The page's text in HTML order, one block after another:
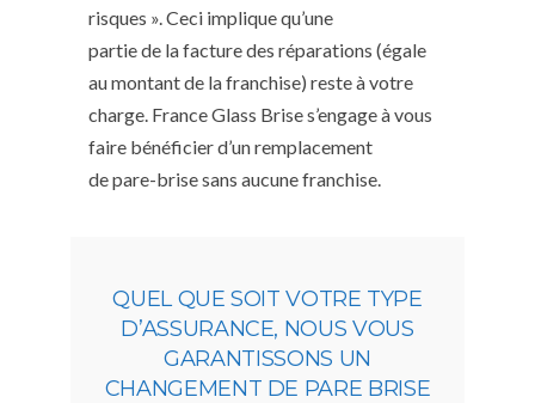
risques ». Ceci implique qu’une
partie de la facture des réparations (égale
au montant de la franchise) reste à votre
charge. France Glass Brise s’engage à vous
faire bénéficier d’un remplacement
de pare-brise sans aucune franchise.
QUEL QUE SOIT VOTRE TYPE
D’ASSURANCE, NOUS VOUS
GARANTISSONS UN
CHANGEMENT DE PARE BRISE